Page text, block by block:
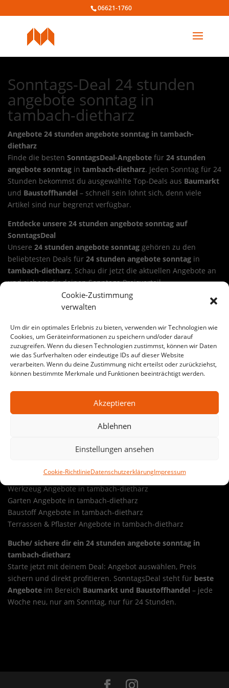
Cookie-Zustimmung
verwalten
Um dir ein optimales Erlebnis zu bieten, verwenden wir Technologien wie
Cookies, um Geräteinformationen zu speichern und/oder darauf
zuzugreifen. Wenn du diesen Technologien zustimmst, können wir Daten
wie das Surfverhalten oder eindeutige IDs auf dieser Website
verarbeiten. Wenn du deine Zustimmung nicht erteilst oder zurückziehst,
können bestimmte Merkmale und Funktionen beeinträchtigt werden.
Akzeptieren
Ablehnen
Einstellungen ansehen
Cookie-RichtlinieDatenschutzerklärungImpressum
06621-1760
Sonntags-Deal 24 stunden
angebote sonntag in
tambach-dietharz
Angebote 24 stunden angebote sonntag in tambach-
dietharz
Finde die besten SonntagsDeal-Angebote für 24 stunden
angebote sonntag in tambach-dietharz. Jeden Sonntag für 24
Stunden bekommst du ausgewählte Top-Deals aus Baumarkt
und Baustoffhandel – schnell sein lohnt sich, denn viele
Artikel sind nur begrenzt verfügbar.
Entdecke unsere 24 stunden angebote sonntag auf
SonntagsDeal
Unsere 24 stunden angebote sonntag gehören zu den
beliebtesten Deals für 24 stunden angebote sonntag in
tambach-dietharz. Schau dir jetzt die aktuellen Angebote an
und sichere dir deinen Sonntags-Preisvorteil.
Sichere dir ein Angebot aus unseren 24 stunden angebote
sonntag in tambach-dietharz
Wähle deinen Deal, lege ihn in den Warenkorb und nutze die
24-Stunden-Aktion. Viele Angebote sind ideal für
Renovierung, Haus & Garten, Werkstatt oder Baustelle.24
stunden angebote sonntagkann dabei je nach Warengruppe
variieren – von Werkzeug bis Baustoffe.
Große Auswahl an 24 stunden angebote sonntag-Angeboten
in tambach-dietharz
Auf SonntagsDeal findest du jede Woche wechselnde
. Egal ob Heimwerker-Projekt oder Profi-Baustelle:
Sonntags-Schnäppchen.
Werkzeug Angebote in tambach-dietharz
Garten Angebote in tambach-dietharz
Baustoff Angebote in tambach-dietharz
Terrassen & Pflaster Angebote in tambach-dietharz
Buche/ sichere dir ein 24 stunden angebote sonntag in
tambach-dietharz
Starte jetzt mit deinem Deal: Angebot auswählen, Preis
sichern und direkt profitieren. SonntagsDeal steht für beste
Angebote im Bereich Baumarkt und Baustoffhandel – jede
Woche neu, nur am Sonntag, nur für 24 Stunden.